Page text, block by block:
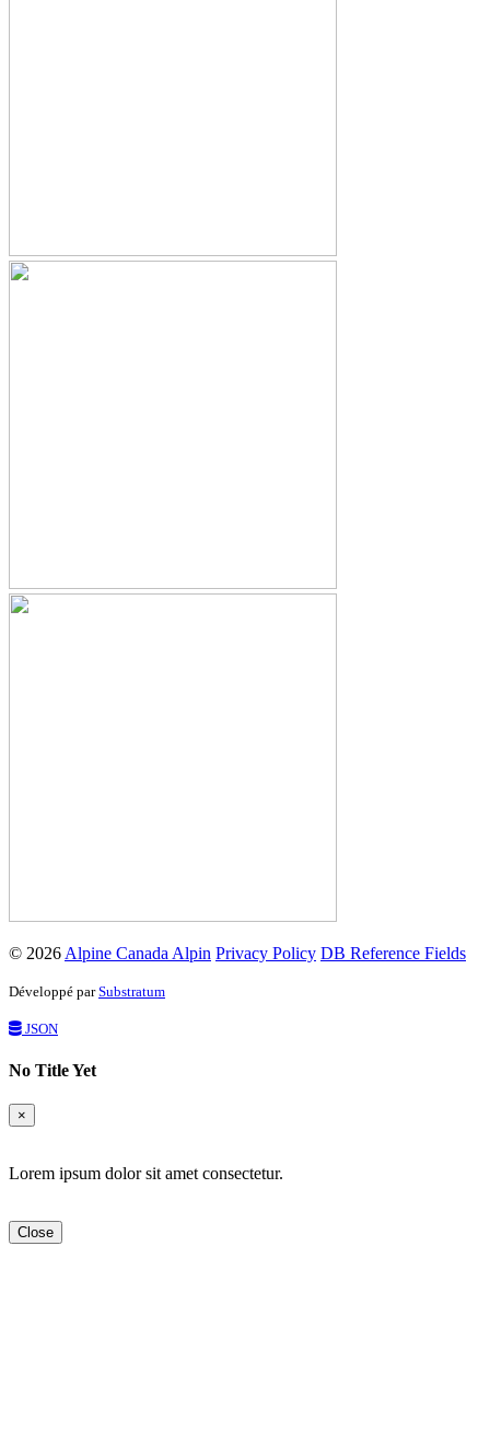
© 2026 Alpine Canada Alpin Privacy Policy DB Reference Fields
Développé parSubstratum
JSON
No Title Yet
×
Lorem ipsum dolor sit amet consectetur.
Close